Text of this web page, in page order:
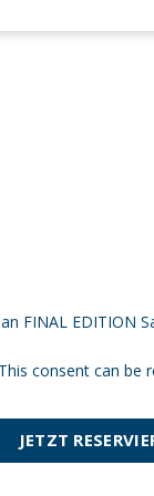
FINAL EDITION
consent can be
JETZT